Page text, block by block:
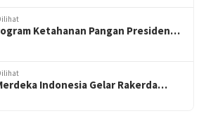
Ketahanan Pangan Presiden…
Indonesia Gelar Rakerda…